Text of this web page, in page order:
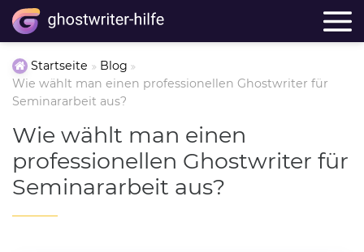
Startseite
Blog
Wie wählt man einen professionellen Ghostwriter für
Seminararbeit aus?
Wie wählt man einen
professionellen Ghostwriter für
Seminararbeit aus?